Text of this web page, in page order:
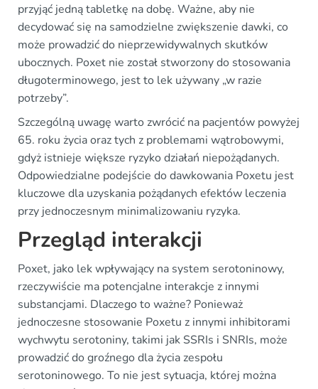
przyjąć jedną tabletkę na dobę. Ważne, aby nie
decydować się na samodzielne zwiększenie dawki, co
może prowadzić do nieprzewidywalnych skutków
ubocznych. Poxet nie został stworzony do stosowania
długoterminowego, jest to lek używany „w razie
potrzeby”.
Szczególną uwagę warto zwrócić na pacjentów powyżej
65. roku życia oraz tych z problemami wątrobowymi,
gdyż istnieje większe ryzyko działań niepożądanych.
Odpowiedzialne podejście do dawkowania Poxetu jest
kluczowe dla uzyskania pożądanych efektów leczenia
przy jednoczesnym minimalizowaniu ryzyka.
Przegląd interakcji
Poxet, jako lek wpływający na system serotoninowy,
rzeczywiście ma potencjalne interakcje z innymi
substancjami. Dlaczego to ważne? Ponieważ
jednoczesne stosowanie Poxetu z innymi inhibitorami
wychwytu serotoniny, takimi jak SSRIs i SNRIs, może
prowadzić do groźnego dla życia zespołu
serotoninowego. To nie jest sytuacja, której można